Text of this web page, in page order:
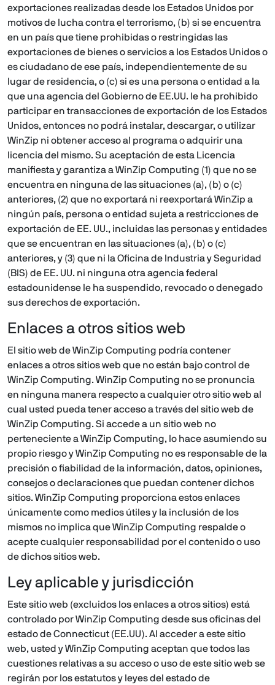
exportaciones realizadas desde los Estados Unidos por
motivos de lucha contra el terrorismo, (b) si se encuentra
en un país que tiene prohibidas o restringidas las
exportaciones de bienes o servicios a los Estados Unidos o
es ciudadano de ese país, independientemente de su
lugar de residencia, o (c) si es una persona o entidad a la
que una agencia del Gobierno de EE.UU. le ha prohibido
participar en transacciones de exportación de los Estados
Unidos, entonces no podrá instalar, descargar, o utilizar
WinZip ni obtener acceso al programa o adquirir una
licencia del mismo. Su aceptación de esta Licencia
manifiesta y garantiza a WinZip Computing (1) que no se
encuentra en ninguna de las situaciones (a), (b) o (c)
anteriores, (2) que no exportará ni reexportará WinZip a
ningún país, persona o entidad sujeta a restricciones de
exportación de EE. UU., incluidas las personas y entidades
que se encuentran en las situaciones (a), (b) o (c)
anteriores, y (3) que ni la Oficina de Industria y Seguridad
(BIS) de EE. UU. ni ninguna otra agencia federal
estadounidense le ha suspendido, revocado o denegado
sus derechos de exportación.
Enlaces a otros sitios web
El sitio web de WinZip Computing podría contener
enlaces a otros sitios web que no están bajo control de
WinZip Computing. WinZip Computing no se pronuncia
en ninguna manera respecto a cualquier otro sitio web al
cual usted pueda tener acceso a través del sitio web de
WinZip Computing. Si accede a un sitio web no
perteneciente a WinZip Computing, lo hace asumiendo su
propio riesgo y WinZip Computing no es responsable de la
precisión o fiabilidad de la información, datos, opiniones,
consejos o declaraciones que puedan contener dichos
sitios. WinZip Computing proporciona estos enlaces
únicamente como medios útiles y la inclusión de los
mismos no implica que WinZip Computing respalde o
acepte cualquier responsabilidad por el contenido o uso
de dichos sitios web.
Ley aplicable y jurisdicción
Este sitio web (excluidos los enlaces a otros sitios) está
controlado por WinZip Computing desde sus oficinas del
estado de Connecticut (EE.UU). Al acceder a este sitio
web, usted y WinZip Computing aceptan que todos las
cuestiones relativas a su acceso o uso de este sitio web se
regirán por los estatutos y leyes del estado de